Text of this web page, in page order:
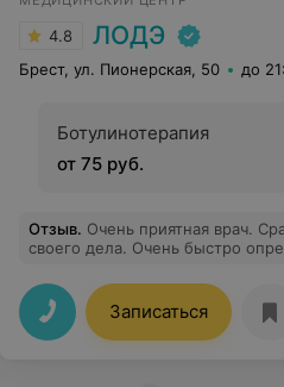
каждое слово из моих
нарисовала картинку (схему).
получила полноценные
этого врача. Ничего лишнего,
Спасибо!
4.8 ЛОДЭ
Брест, ул. Пионерская, 50 до
Ботулинотерапия
от 75 руб.
Отзыв. Очень приятная врач.
своего дела. Очень быстро
качественное узи, с врачом
рассказывать - тогда Вам к
Спасибо за помощь и
Записаться